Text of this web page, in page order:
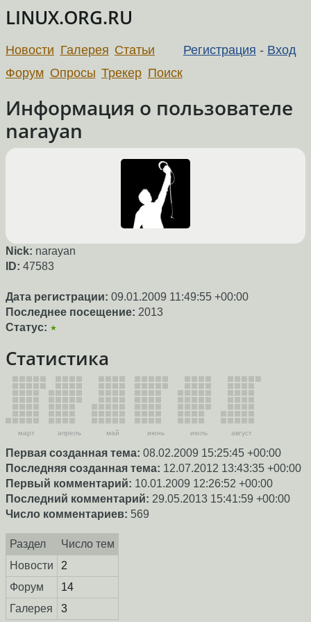
LINUX.ORG.RU
Регистрация - Вход
Новости Галерея Статьи
Форум Опросы Трекер Поиск
Информация о пользователе
narayan
Nick: narayan
ID: 47583
Дата регистрации: 09.01.2009 11:49:55 +00:00
Последнее посещение: 2013
Статус: ★
Статистика
март апрель май июнь июль август
Первая созданная тема: 08.02.2009 15:25:45 +00:00
Последняя созданная тема: 12.07.2012 13:43:35 +00:00
Первый комментарий: 10.01.2009 12:26:52 +00:00
Последний комментарий: 29.05.2013 15:41:59 +00:00
Число комментариев: 569
Раздел
Число тем
Новости
2
Форум
14
Галерея
3